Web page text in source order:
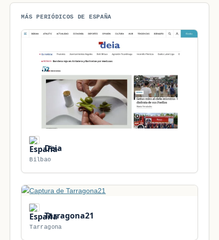
MÁS PERIÓDICOS DE ESPAÑA
Deia
Bilbao
Tarragona21
Tarragona